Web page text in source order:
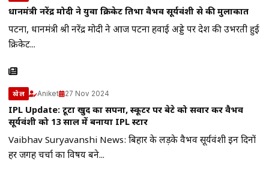
प्रधानमंत्री नरेंद्र मोदी ने युवा क्रिकेट प्रतिभा वैभव सूर्यवंशी से की मुलाकात
पटना, प्रधानमंत्री श्री नरेंद्र मोदी ने आज पटना हवाई अड्डे पर देश की उभरती हुई
क्रिकेट...
खेल Aniket 27 Nov 2024
IPL Update: टूटा खुद का सपना, स्कूटर पर बेटे को सवार कर वैभव
सूर्यवंशी को 13 साल में बनाया IPL स्टार
Vaibhav Suryavanshi News: बिहार के लड़के वैभव सूर्यवंशी इन दिनों
हर जगह चर्चा का विषय बने...